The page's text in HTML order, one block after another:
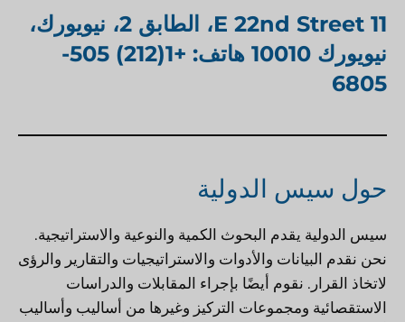
11 E 22nd Street، الطابق 2، نيويورك،
نيويورك 10010 هاتف: +1(212) 505-
6805
حول سيس الدولية
سيس الدولية يقدم البحوث الكمية والنوعية والاستراتيجية.
نحن نقدم البيانات والأدوات والاستراتيجيات والتقارير والرؤى
لاتخاذ القرار. نقوم أيضًا بإجراء المقابلات والدراسات
الاستقصائية ومجموعات التركيز وغيرها من أساليب وأساليب